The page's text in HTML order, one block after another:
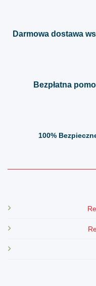
Darmowa dostawa
Bezpłatna
100%